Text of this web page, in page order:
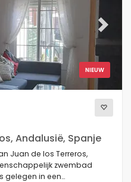
NIEUW
Next
Andalusië, Spanje
Juan de los Terreros,
zwembad
gelegen in een